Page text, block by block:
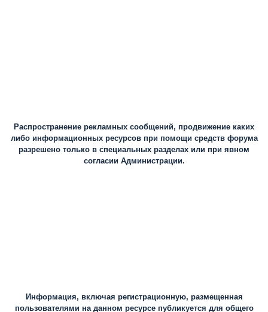
Распространение рекламных сообщений, продвижение каких
либо информационных ресурсов при помощи средств форума
разрешено только в специальных разделах или при явном
согласии Администрации.
Информация, включая регистрационную, размещенная
пользователями на данном ресурсе публикуется для общего